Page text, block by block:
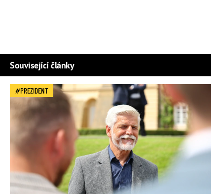
Související články
PREZIDENT